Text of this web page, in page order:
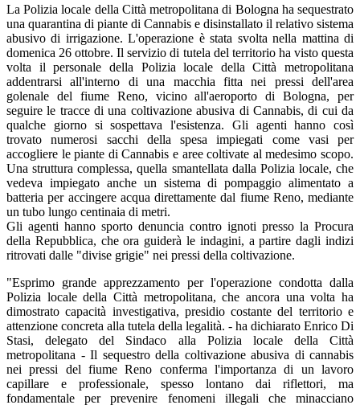
La Polizia locale della Città metropolitana di Bologna ha sequestrato
una quarantina di piante di Cannabis e disinstallato il relativo sistema
abusivo di irrigazione. L'operazione è stata svolta nella mattina di
domenica 26 ottobre. Il servizio di tutela del territorio ha visto questa
volta il personale della Polizia locale della Città metropolitana
addentrarsi all'interno di una macchia fitta nei pressi dell'area
golenale del fiume Reno, vicino all'aeroporto di Bologna, per
seguire le tracce di una coltivazione abusiva di Cannabis, di cui da
qualche giorno si sospettava l'esistenza. Gli agenti hanno così
trovato numerosi sacchi della spesa impiegati come vasi per
accogliere le piante di Cannabis e aree coltivate al medesimo scopo.
Una struttura complessa, quella smantellata dalla Polizia locale, che
vedeva impiegato anche un sistema di pompaggio alimentato a
batteria per accingere acqua direttamente dal fiume Reno, mediante
un tubo lungo centinaia di metri.
Gli agenti hanno sporto denuncia contro ignoti presso la Procura
della Repubblica, che ora guiderà le indagini, a partire dagli indizi
ritrovati dalle "divise grigie" nei pressi della coltivazione.
"Esprimo grande apprezzamento per l'operazione condotta dalla
Polizia locale della Città metropolitana, che ancora una volta ha
dimostrato capacità investigativa, presidio costante del territorio e
attenzione concreta alla tutela della legalità. - ha dichiarato Enrico Di
Stasi, delegato del Sindaco alla Polizia locale della Città
metropolitana - Il sequestro della coltivazione abusiva di cannabis
nei pressi del fiume Reno conferma l'importanza di un lavoro
capillare e professionale, spesso lontano dai riflettori, ma
fondamentale per prevenire fenomeni illegali che minacciano